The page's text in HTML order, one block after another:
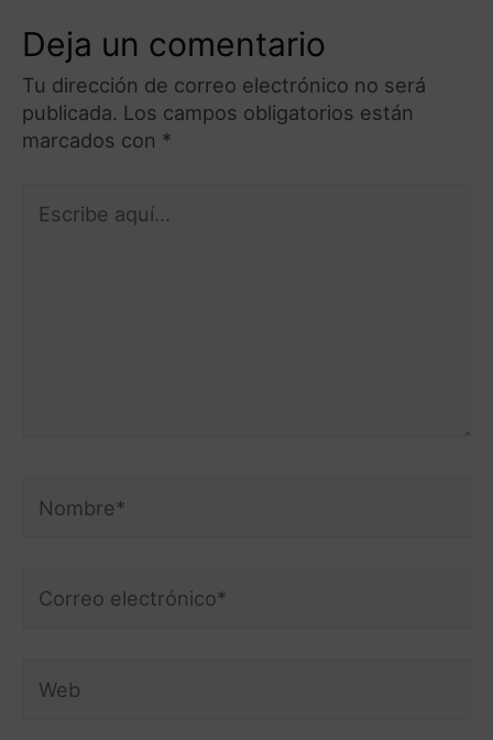
Deja un comentario
Tu dirección de correo electrónico no será
publicada. Los campos obligatorios están
marcados con *